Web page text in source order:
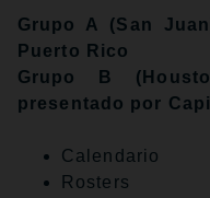
Grupo A (San
Puerto Rico
Grupo B
presentado por
Calendario
Rosters